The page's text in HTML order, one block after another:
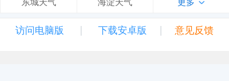
访问电脑版 | 下载安卓版 | 意见反馈